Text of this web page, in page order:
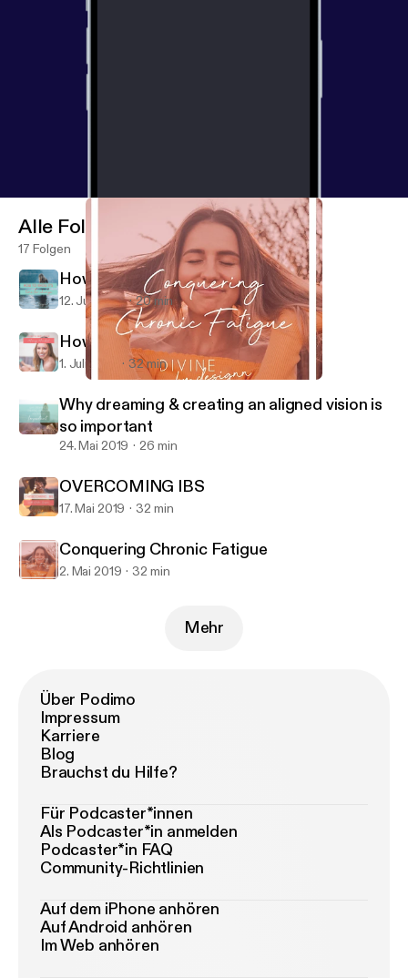
Divine by Designn
Alle Folgen
17 Folgen
How to know it's time for change
12. Juli 2019 20 min
How to shift your money mindset.
1. Juli 2019 32 min
Why dreaming & creating an aligned vision is
so important
24. Mai 2019 26 min
OVERCOMING IBS
17. Mai 2019 32 min
Conquering Chronic Fatigue
2. Mai 2019 32 min
Mehr
Über Podimo
Impressum
Karriere
Blog
Brauchst du Hilfe?
Für Podcaster*innen
Als Podcaster*in anmelden
Podcaster*in FAQ
Community-Richtlinien
Auf dem iPhone anhören
Auf Android anhören
Im Web anhören